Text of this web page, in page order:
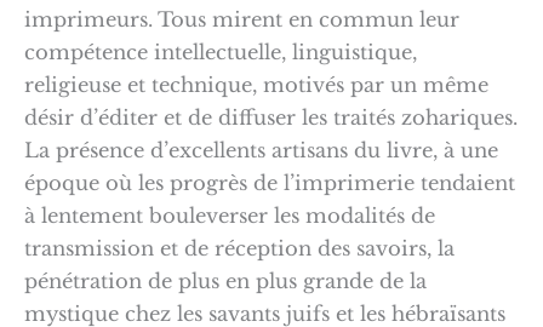
imprimeurs. Tous mirent en commun leur
compétence intellectuelle, linguistique,
religieuse et technique, motivés par un même
désir d’éditer et de diffuser les traités zohariques.
La présence d’excellents artisans du livre, à une
époque où les progrès de l’imprimerie tendaient
à lentement bouleverser les modalités de
transmission et de réception des savoirs, la
pénétration de plus en plus grande de la
mystique chez les savants juifs et les hébraïsants